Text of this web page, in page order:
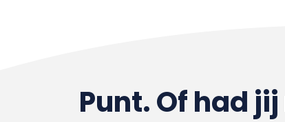
Punt. Of had